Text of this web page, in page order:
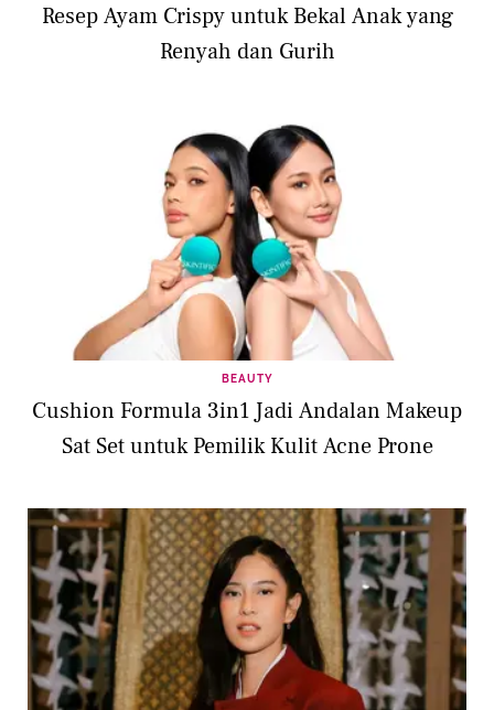
Resep Ayam Crispy untuk Bekal Anak yang
Renyah dan Gurih
BEAUTY
Cushion Formula 3in1 Jadi Andalan Makeup
Sat Set untuk Pemilik Kulit Acne Prone